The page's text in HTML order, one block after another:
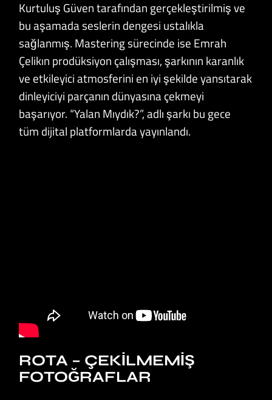
Kurtuluş Güven tarafından gerçekleştirilmiş ve
bu aşamada seslerin dengesi ustalıkla
sağlanmış. Mastering sürecinde ise Emrah
Çelikın prodüksiyon çalışması, şarkının karanlık
ve etkileyici atmosferini en iyi şekilde yansıtarak
dinleyiciyi parçanın dünyasına çekmeyi
başarıyor. “Yalan Mıydık?”, adlı şarkı bu gece
tüm dijital platformlarda yayınlandı.
ROTA – ÇEKILMEMIŞ
FOTOĞRAFLAR